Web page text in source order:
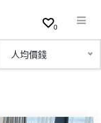
0
人均價錢